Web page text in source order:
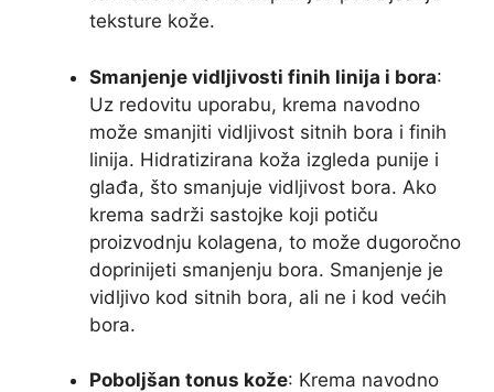
teksture kože.
Smanjenje vidljivosti finih linija i bora:
Uz redovitu uporabu, krema navodno
može smanjiti vidljivost sitnih bora i finih
linija. Hidratizirana koža izgleda punije i
glađa, što smanjuje vidljivost bora. Ako
krema sadrži sastojke koji potiču
proizvodnju kolagena, to može dugoročno
doprinijeti smanjenju bora. Smanjenje je
vidljivo kod sitnih bora, ali ne i kod većih
bora.
Poboljšan tonus kože: Krema navodno